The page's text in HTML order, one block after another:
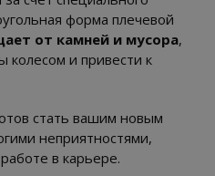
форма плечевой
от камней и мусора,
колесом и привести к
стать вашим новым
неприятностями,
в карьере.